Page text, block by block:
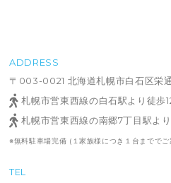
ADDRESS
〒003-0021 北海道札幌市白石区栄
札幌市営東西線の白石駅より徒歩
札幌市営東西線の南郷7丁目駅より
※無料駐車場完備 (１家族様につき１台までで
TEL